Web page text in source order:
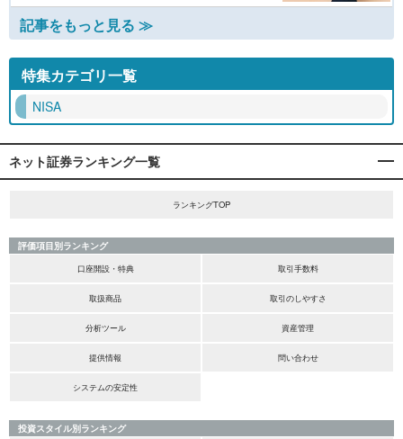
記事をもっと見る ≫
特集カテゴリ一覧
NISA
ネット証券ランキング一覧
ランキングTOP
評価項目別ランキング
口座開設・特典
取引手数料
取扱商品 取引のしやすさ
分析ツール 資産管理
提供情報 問い合わせ
システムの安定性
投資スタイル別ランキング